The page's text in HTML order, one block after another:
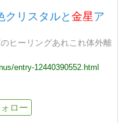
クリスタルと 金星ア
ヒーリングあれこれ体外離
entry-12440390552.html